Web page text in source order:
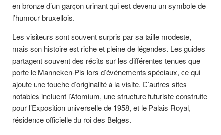
en bronze d’un garçon urinant qui est devenu un symbole de
l’humour bruxellois.
Les visiteurs sont souvent surpris par sa taille modeste,
mais son histoire est riche et pleine de légendes. Les guides
partagent souvent des récits sur les différentes tenues que
porte le Manneken-Pis lors d’événements spéciaux, ce qui
ajoute une touche d’originalité à la visite. D’autres sites
notables incluent l’Atomium, une structure futuriste construite
pour l’Exposition universelle de 1958, et le Palais Royal,
résidence officielle du roi des Belges.